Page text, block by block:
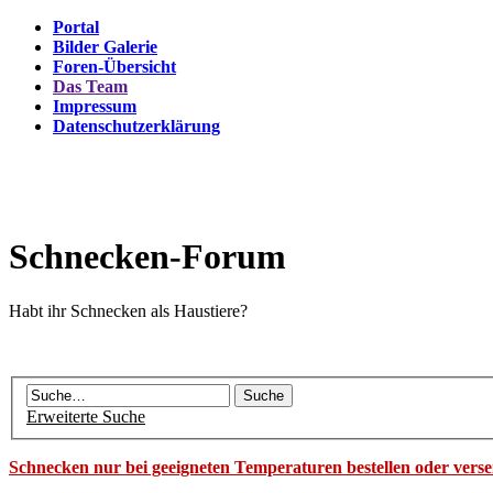
Portal
Bilder Galerie
Foren-Übersicht
Das Team
Impressum
Datenschutzerklärung
Schnecken-Forum
Habt ihr Schnecken als Haustiere?
Erweiterte Suche
Schnecken nur bei geeigneten Temperaturen bestellen oder